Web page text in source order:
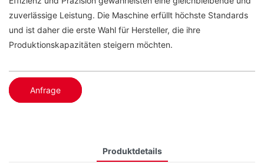
zuverlässige Leistung. Die Maschine erfüllt höchste Standards
und ist daher die erste Wahl für Hersteller, die ihre
Produktionskapazitäten steigern möchten.
Anfrage
Produktdetails